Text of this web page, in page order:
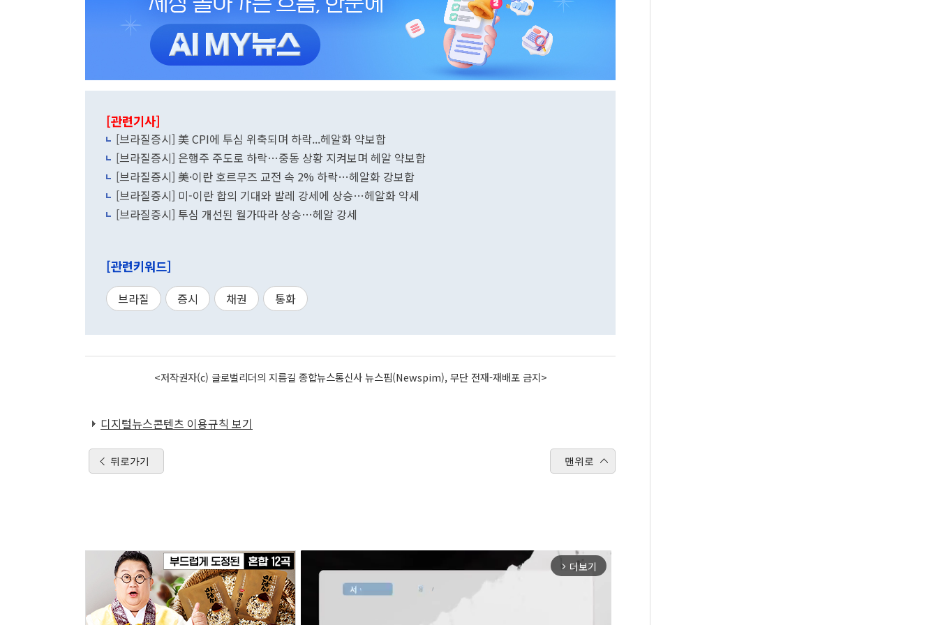
[관련기사]
[브라질증시] 美 CPI에 투심 위축되며 하락...헤알화 약보합
[브라질증시] 은행주 주도로 하락…중동 상황 지켜보며 헤알 약보합
[브라질증시] 美·이란 호르무즈 교전 속 2% 하락…헤알화 강보합
[브라질증시] 미-이란 합의 기대와 발레 강세에 상승…헤알화 약세
[브라질증시] 투심 개선된 월가따라 상승…헤알 강세
[관련키워드]
브라질 증시 채권 통화
<저작권자(c) 글로벌리더의 지름길 종합뉴스통신사 뉴스핌(Newspim), 무단 전재-재배포 금지>
디지털뉴스콘텐츠 이용규칙 보기
뒤로가기 맨위로
arrow_forward_ios 더보기